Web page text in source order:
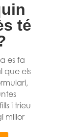
té
es fa
que els
i trieu
millor